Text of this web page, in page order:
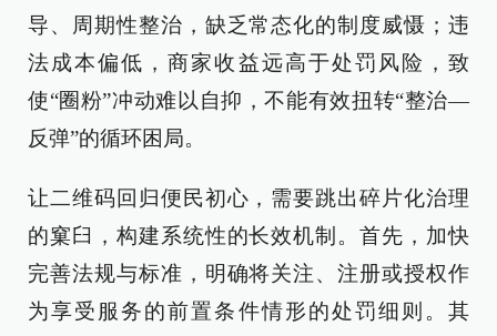
导、周期性整治，缺乏常态化的制度威慑；违
法成本偏低，商家收益远高于处罚风险，致
使“圈粉”冲动难以自抑，不能有效扭转“整治—
反弹”的循环困局。
让二维码回归便民初心，需要跳出碎片化治理
的窠臼，构建系统性的长效机制。首先，加快
完善法规与标准，明确将关注、注册或授权作
为享受服务的前置条件情形的处罚细则。其